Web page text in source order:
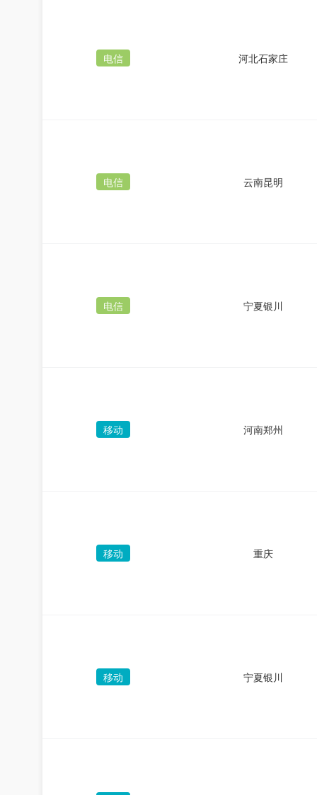
电信 河北石家庄
电信 云南昆明
电信 宁夏银川
移动 河南郑州
移动 重庆
移动 宁夏银川